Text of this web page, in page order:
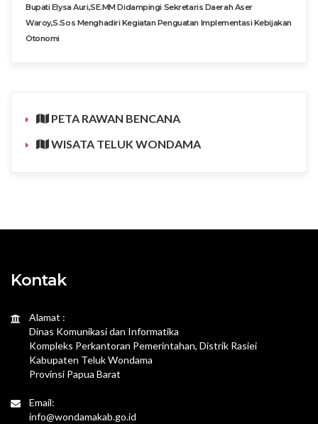
Bupati Elysa Auri,SE.MM Didampingi Sekretaris Daerah Aser
Waroy,S.Sos Menghadiri Kegiatan Penguatan Implementasi Kebijakan
Otonomi
PETA RAWAN BENCANA
WISATA TELUK WONDAMA
Kontak
Alamat :
Dinas Komunikasi dan Informatika
Kompleks Perkantoran Pemerintahan, Distrik Rasiei
Kabupaten Teluk Wondama
Provinsi Papua Barat
Email:
info@wondamakab.go.id